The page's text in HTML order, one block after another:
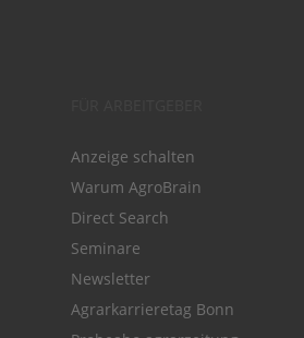
Anzeige schalten
Warum AgroBrain
Direct Search
Seminare
Newsletter
Agrarkarrieretag Bonn